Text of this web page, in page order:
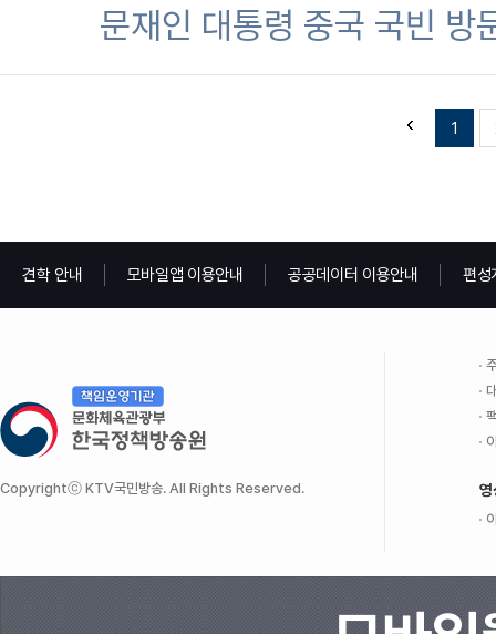
문재인 대통령 중국 국빈 방
1
견학 안내 모바일앱 이용안내 공공데이터 이용안내 편성
Copyrightⓒ KTV국민방송. All Rights Reserved. 영